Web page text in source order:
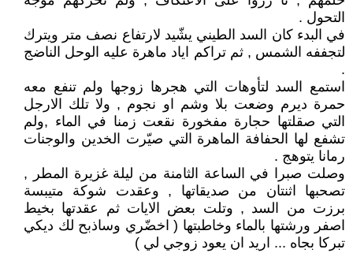
التحول .
في البدء كان السد الطيني يشّيد لارتفاع نصف متر ويترك
لتجففه الشمس , ثم تراكم اياد ماهرة عليه الوحل الناضج
.
استمع السد لتأوهات التي هجرها زوجها ولم تنفع معه
حمرة ديرم وضعت بلا وشم او نجوم , ولا تلك الارجل
التي صقلتها حجارة مفخورة نقعت زمنا في الماء ,ولم
تشفع لها الحفافة الماهرة التي صيّرت الخدين والوجنات
رمانا يتوهج .
وصلت صبرا في الساعة الثامنة من ليلة غزيرة المطر ,
تصحبها اثنتان من صديقاتها , وعقدت شوكة متيبسة
برزت من السد , وتلت بعض الايات ثم عقدتها بخيط
اصفر ورشتها بالماء وخاطبتها ( اخضّري وساذبح لك ديكي
تبركا بجاه ... اريد ان يعود زوجي لي )